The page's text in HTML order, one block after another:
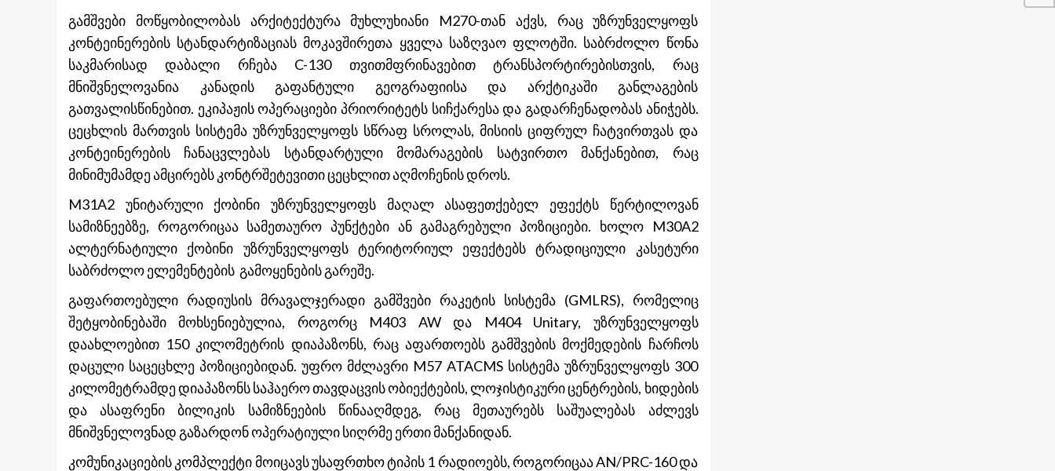
გამშვები მოწყობილობას არქიტექტურა მუხლუხიანი M270-თან აქვს, რაც უზრუნველყოფს
კონტეინერების სტანდარტიზაციას მოკავშირეთა ყველა საზღვაო ფლოტში. საბრძოლო წონა
საკმარისად დაბალი რჩება C-130 თვითმფრინავებით ტრანსპორტირებისთვის, რაც
მნიშვნელოვანია კანადის გაფანტული გეოგრაფიისა და არქტიკაში განლაგების
გათვალისწინებით. ეკიპაჟის ოპერაციები პრიორიტეტს სიჩქარესა და გადარჩენადობას ანიჭებს.
ცეცხლის მართვის სისტემა უზრუნველყოფს სწრაფ სროლას, მისიის ციფრულ ჩატვირთვას და
კონტეინერების ჩანაცვლებას სტანდარტული მომარაგების სატვირთო მანქანებით, რაც
მინიმუმამდე ამცირებს კონტრშეტევითი ცეცხლით აღმოჩენის დროს.
M31A2 უნიტარული ქობინი უზრუნველყოფს მაღალ ასაფეთქებელ ეფექტს წერტილოვან
სამიზნეებზე, როგორიცაა სამეთაურო პუნქტები ან გამაგრებული პოზიციები. ხოლო M30A2
ალტერნატიული ქობინი უზრუნველყოფს ტერიტორიულ ეფექტებს ტრადიციული კასეტური
საბრძოლო ელემენტების გამოყენების გარეშე.
გაფართოებული რადიუსის მრავალჯერადი გამშვები რაკეტის სისტემა (GMLRS), რომელიც
შეტყობინებაში მოხსენიებულია, როგორც M403 AW და M404 Unitary, უზრუნველყოფს
დაახლოებით 150 კილომეტრის დიაპაზონს, რაც აფართოებს გამშვების მოქმედების ჩარჩოს
დაცული საცეცხლე პოზიციებიდან. უფრო მძლავრი M57 ATACMS სისტემა უზრუნველყოფს 300
კილომეტრამდე დიაპაზონს საჰაერო თავდაცვის ობიექტების, ლოჯისტიკური ცენტრების, ხიდების
და ასაფრენი ბილიკის სამიზნეების წინააღმდეგ, რაც მეთაურებს საშუალებას აძლევს
მნიშვნელოვნად გაზარდონ ოპერატიული სიღრმე ერთი მანქანიდან.
კომუნიკაციების კომპლექტი მოიცავს უსაფრთხო ტიპის 1 რადიოებს, როგორიცაა AN/PRC-160 და